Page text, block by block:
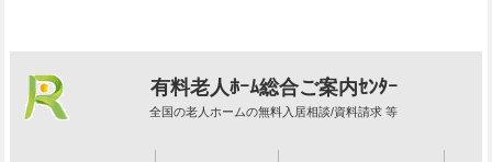
有料老人ﾎｰﾑ総合ご案内ｾﾝﾀｰ
全国の老人ホームの無料入居相談/資料請求 等